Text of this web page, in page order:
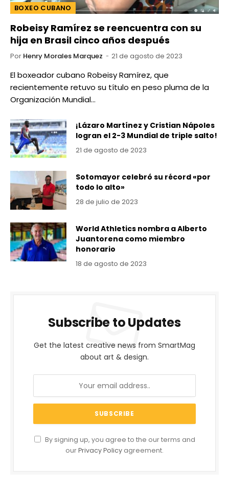
BOXEO CUBANO
Robeisy Ramírez se reencuentra con su
hija en Brasil cinco años después
Por Henry Morales Marquez 21 de agosto de 2023
El boxeador cubano Robeisy Ramírez, que
recientemente retuvo su título en peso pluma de la
Organización Mundial…
¡Lázaro Martínez y Cristian Nápoles
logran el 2-3 Mundial de triple salto!
21 de agosto de 2023
Sotomayor celebró su récord «por
todo lo alto»
28 de julio de 2023
World Athletics nombra a Alberto
Juantorena como miembro
honorario
18 de agosto de 2023
Subscribe to Updates
Get the latest creative news from SmartMag
about art & design.
By signing up, you agree to the our terms and
ourPrivacy Policy agreement.